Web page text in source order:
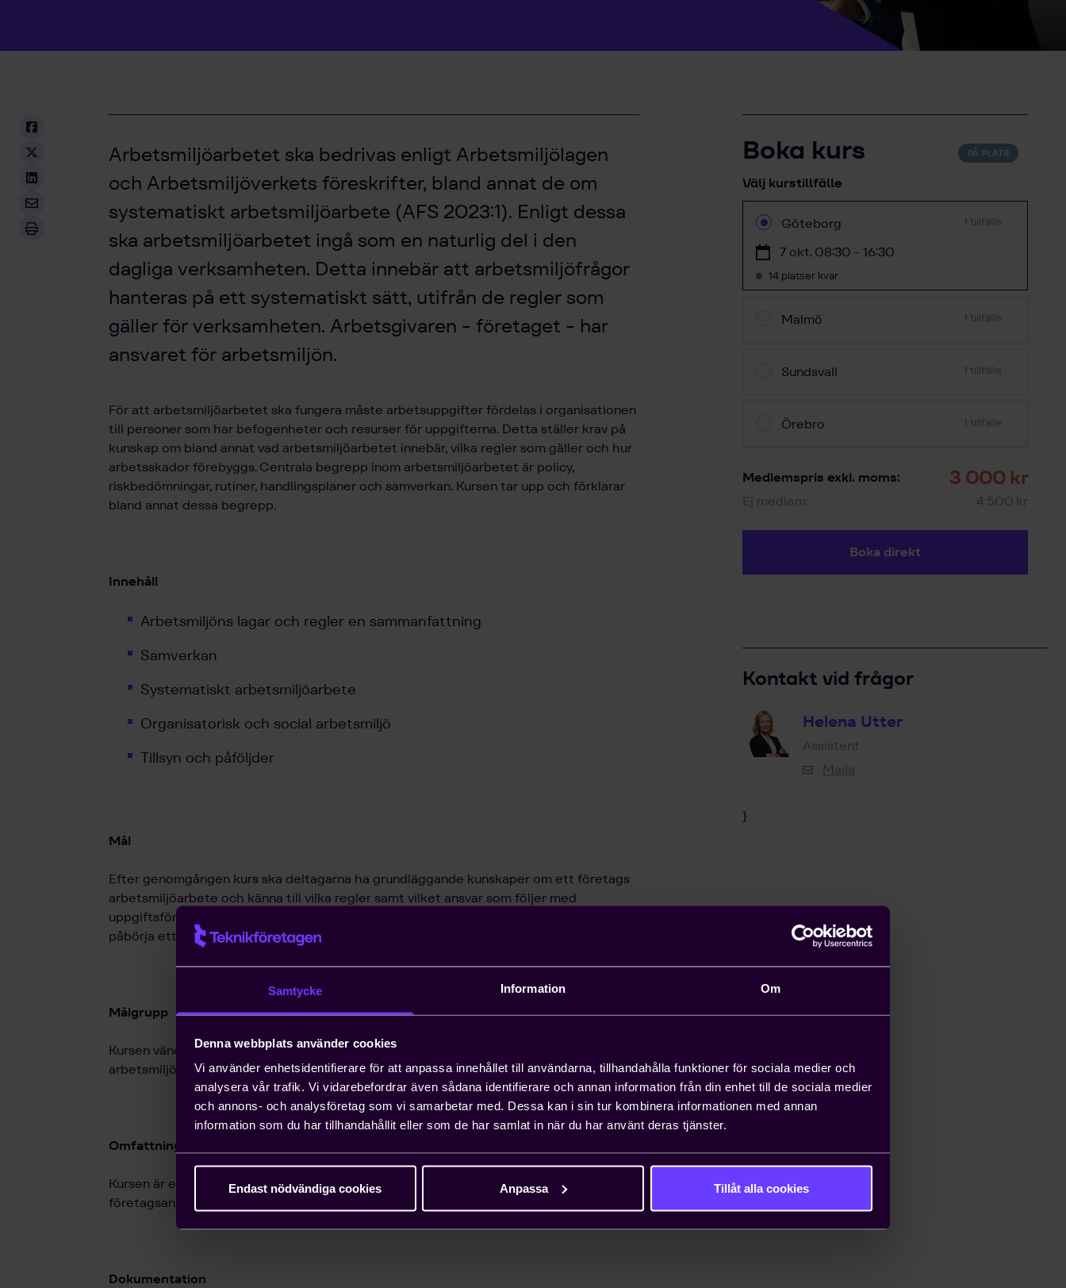
Samtycke Information Om
Denna webbplats använder cookies
Vi använder enhetsidentifierare för att anpassa innehållet till användarna, tillhandahålla funktioner för sociala medier och
analysera vår trafik. Vi vidarebefordrar även sådana identifierare och annan information från din enhet till de sociala medier
och annons- och analysföretag som vi samarbetar med. Dessa kan i sin tur kombinera informationen med annan
information som du har tillhandahållit eller som de har samlat in när du har använt deras tjänster.
Endast nödvändiga cookies Anpassa Tillåt alla cookies
Arbetsmiljöarbetet ska bedrivas enligt Arbetsmiljölagen
och Arbetsmiljöverkets föreskrifter, bland annat de om
systematiskt arbetsmiljöarbete (AFS 2023:1). Enligt dessa
ska arbetsmiljöarbetet ingå som en naturlig del i den
dagliga verksamheten. Detta innebär att arbetsmiljöfrågor
hanteras på ett systematiskt sätt, utifrån de regler som
gäller för verksamheten. Arbetsgivaren - företaget - har
ansvaret för arbetsmiljön.
För att arbetsmiljöarbetet ska fungera måste arbetsuppgifter fördelas i organisationen
till personer som har befogenheter och resurser för uppgifterna. Detta ställer krav på
kunskap om bland annat vad arbetsmiljöarbetet innebär, vilka regler som gäller och hur
arbetsskador förebyggs. Centrala begrepp inom arbetsmiljöarbetet är policy,
riskbedömningar, rutiner, handlingsplaner och samverkan. Kursen tar upp och förklarar
bland annat dessa begrepp.
Innehåll
Arbetsmiljöns lagar och regler en sammanfattning
Samverkan
Systematiskt arbetsmiljöarbete
Organisatorisk och social arbetsmiljö
Tillsyn och påföljder
Mål
Efter genomgången kurs ska deltagarna ha grundläggande kunskaper om ett företags
arbetsmiljöarbete och känna till vilka regler samt vilket ansvar som följer med
uppgiftsfördelningen. Kursen ska ge kursdeltagarna tillräckliga kunskaper för att
påbörja ett systematiskt arbetsmiljöarbete.
Målgrupp
Kursen vänder sig till exempel till chefer, arbetsledare, HR och skydds- och
arbetsmiljöombud.
Omfattning
Kursen är en heldag och genomförs fysiskt på angiven ort. Kursen kan även
företagsanpassas.
Dokumentation
Boka kurs PÅ PLATS
Välj kurstillfälle
Göteborg 1 tillfälle
7 okt. 08:30 - 16:30
14 platser kvar
Malmö 1 tillfälle
Sundsvall 1 tillfälle
Örebro 1 tillfälle
Medlemspris exkl. moms: 3 000 kr
Ej medlem: 4 500 kr
Boka direkt
Kontakt vid frågor
Helena Utter
Assistent
Maila
}